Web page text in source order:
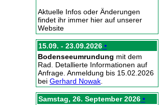
Aktuelle Infos oder Änderungen
findet ihr immer hier auf unserer
Website
15.09. - 23.09.2026 •
Bodenseeumrundung mit dem
Rad. Detallierte Informationen auf
Anfrage. Anmeldung bis 15.02.2026
bei Gerhard Nowak
Samstag, 26. September 2026 •